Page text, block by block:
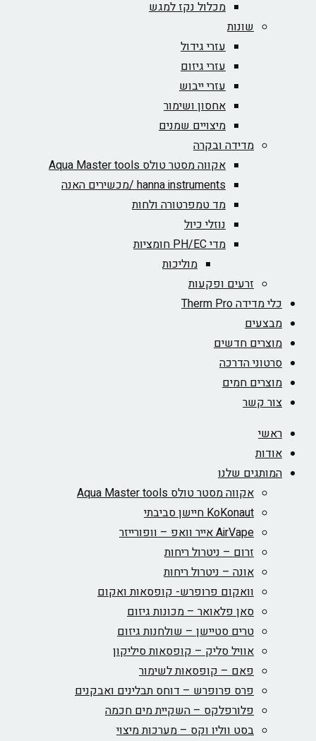
מכלול נקז למגש
שונות
עזרי גידול
עזרי גיזום
עזרי ייבוש
אחסון ושימור
מיצויים שמנים
מדידה ובקרה
אקווה מסטר טולס Aqua Master tools
hanna instruments /מכשירים האנה
מד טמפרטורה ולחות
נוזלי כיול
מדי PH/EC חומציות
מוליכות
זרעים ופקעות
כלי מדידה Therm Pro
מבצעים
מוצרים חדשים
סרטוני הדרכה
מוצרים חמים
צור קשר
ראשי
אודות
המותגים שלנו
אקווה מסטר טולס Aqua Master tools
KoKonaut חיישן סביבתי
AirVape אייר וואפ – וופורייזר
זרום – ניטרול ריחות
אונה – ניטרול ריחות
וואקום פרופרש- קופסאות ואקום
סאן פלאואר – מכונות גיזום
טרים סטיישן – שולחנות גיזום
אוויל סליק – קופסאות סיליקון
פאם – קופסאות לשימור
פרס פרופרש – דוחס תבלינים ואבקנים
פלורפלקס – השקיית מים חכמה
בסט ווליו וקס – מערכות מיצוי